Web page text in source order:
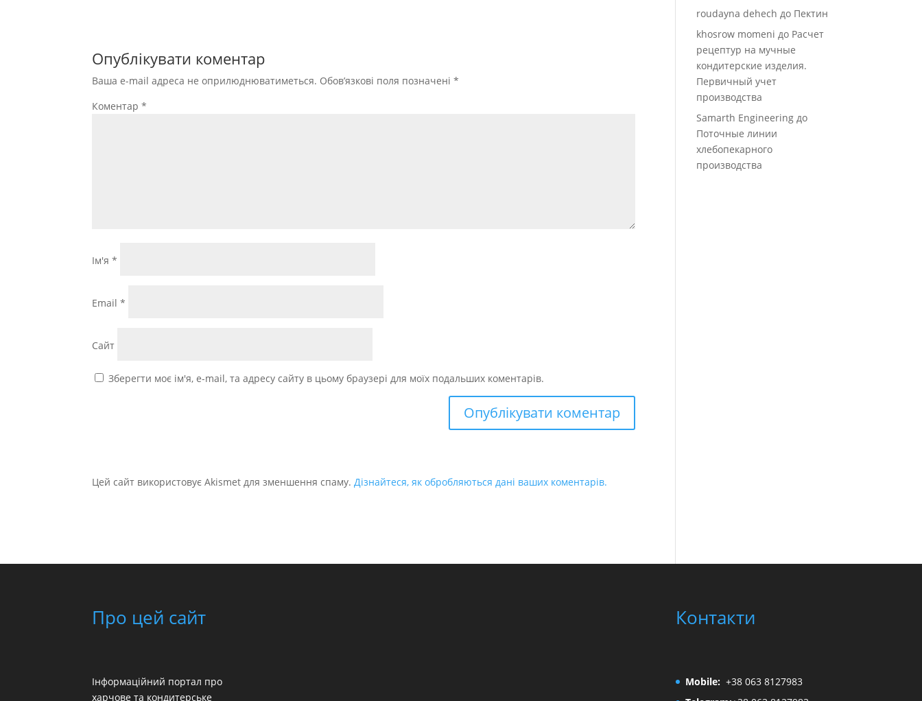
Опублікувати коментар
Ваша e-mail адреса не оприлюднюватиметься. Обов’язкові поля позначені*
Коментар*
Ім'я*
Email*
Сайт
Зберегти моє ім'я, e-mail, та адресу сайту в цьому браузері для моїх подальших коментарів.
Цей сайт використовує Akismet для зменшення спаму.Дізнайтеся, як обробляються дані ваших коментарів.
roudayna dehech до Пектин
khosrow momeni до Расчет
рецептур на мучные
кондитерские изделия.
Первичный учет
производства
Samarth Engineering до
Поточные линии
хлебопекарного
производства
Про цей сайт
Інформаційний портал про
харчове та кондитерське
Контакти
Mobile:+38 063 8127983